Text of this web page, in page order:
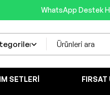
WhatsApp Destek
SETLERI FIRSAT